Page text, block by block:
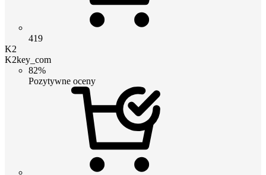
419
K2
K2key_com
82%
Pozytywne oceny